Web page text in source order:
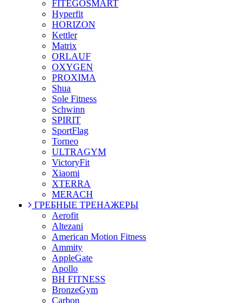
FITEGOSMART
Hyperfit
HORIZON
Kettler
Matrix
ORLAUF
OXYGEN
PROXIMA
Shua
Sole Fitness
Schwinn
SPIRIT
SportFlag
Torneo
ULTRAGYM
VictoryFit
Xiaomi
XTERRA
MERACH
ГРЕБНЫЕ ТРЕНАЖЕРЫ
Aerofit
Altezani
American Motion Fitness
Ammity
AppleGate
Apollo
BH FITNESS
BronzeGym
Carbon